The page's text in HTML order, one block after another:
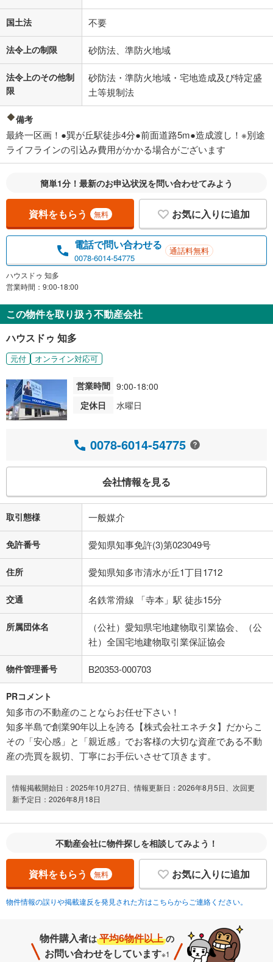
国土法 不要
法令上の制限 砂防法、準防火地域
法令上のその他制
限
砂防法・準防火地域・宅地造成及び特定盛
土等規制法
備考
最終一区画！●巽が丘駅徒歩4分●前面道路5m●造成渡し！※別途
ライフラインの引込み費用がかかる場合がございます
簡単1分！最新のお申込状況を問い合わせてみよう
資料をもらう 無料 お気に入りに追加
電話で問い合わせる
0078-6014-54775
通話料無料
ハウスドゥ 知多
営業時間：9:00-18:00
この物件を取り扱う不動産会社
ハウスドゥ 知多
元付 オンライン対応可
営業時間 9:00-18:00
定休日
水曜日
0078-6014-54775
会社情報を見る
取引態様 一般媒介
免許番号 愛知県知事免許(3)第023049号
住所 愛知県知多市清水が丘1丁目1712
交通 名鉄常滑線 「寺本」駅 徒歩15分
所属団体名
（公社）愛知県宅地建物取引業協会、（公
社）全国宅地建物取引業保証協会
物件管理番号 B20353-000703
PRコメント
知多市の不動産のことならお任せ下さい！
知多半島で創業90年以上を誇る【株式会社エネチタ】だからこ
その「安心感」と「親近感」でお客様の大切な資産である不動
産の売買を親切、丁寧にお手伝いさせて頂きます。
情報掲載開始日：2025年10月27日、情報更新日：2026年8月5日、次回更
新予定日：2026年8月18日
不動産会社に物件探しを相談してみよう！
資料をもらう 無料 お気に入りに追加
物件情報の誤りや掲載違反を発見された方はこちらからご連絡ください。
物件購入者は 平均6物件以上 の
お問い合わせをしています※1